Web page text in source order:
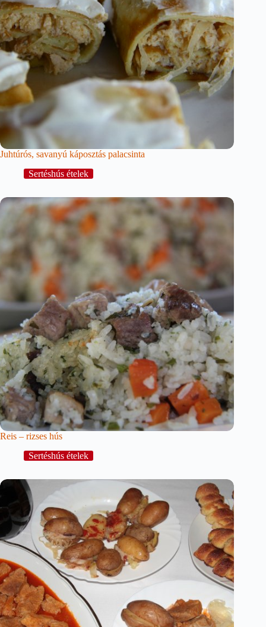
Juhtúrós, savanyú káposztás palacsinta
Sertéshús ételek
Reis – rizses hús
Sertéshús ételek